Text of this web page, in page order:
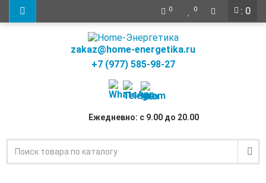
: 0
0 0
zakaz@home-energetika.ru
+7 (977) 585-98-27
Ежедневно: с 9.00 до 20.00